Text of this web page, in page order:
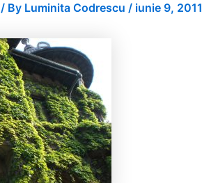
/ By Luminita Codrescu / iunie 9, 2011